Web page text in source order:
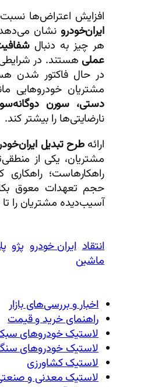
افزایش اعتراض‌ها
ایران‌خودرو نشان
هر چیز به دنبال
عملی هستند. در
در حال فاکتور شدن
مشتریان خودروهایی
دستی، سورن
نارضایتی‌ها را بیشتر کند.
ارائه طرح تبدیل
مشتریان، یکی از
راهکارهاست؛
حجم تعهدات معوق
آسیب‌دیده مشتریان را
انتقاد ایران خودرو پژو
ماشین
اخبار و بررسی‌های بازار
راهنمای خرید و قیمت
لاستیک خودروهای
لاستیک خودروهای
لاستیک کشاورزی
لاستیک معدنی و